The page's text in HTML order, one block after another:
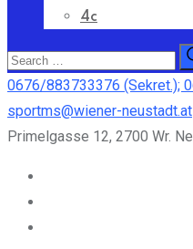
4c
0676/883733376 (Sekret.);
sportms@wiener-neustadt.at
Primelgasse 12, 2700 Wr.